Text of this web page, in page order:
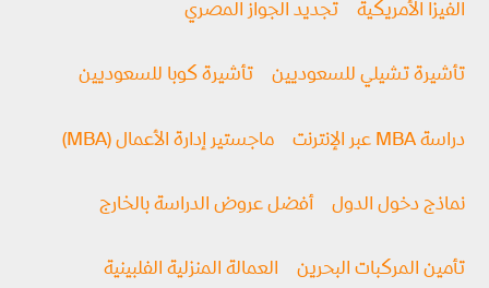
الفيزا الأمريكية تجديد الجواز المصري
تأشيرة تشيلي للسعوديين تأشيرة كوبا للسعوديين
دراسة MBA عبر الإنترنت ماجستير إدارة الأعمال (MBA)
نماذج دخول الدول أفضل عروض الدراسة بالخارج
تأمين المركبات البحرين العمالة المنزلية الفلبينية